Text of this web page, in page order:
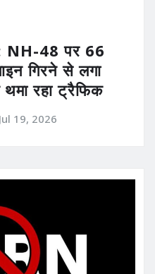
48 पर 66
गिरने से लगा
रहा ट्रैफिक
Jul 19, 2026